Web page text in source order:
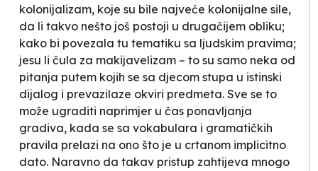
kolonijalizam, koje su bile najveće kolonijalne sile,
da li takvo nešto još postoji u drugačijem obliku;
kako bi povezala tu tematiku sa ljudskim pravima;
jesu li čula za makijavelizam – to su samo neka od
pitanja putem kojih se sa djecom stupa u istinski
dijalog i prevazilaze okviri predmeta. Sve se to
može ugraditi naprimjer u čas ponavljanja
gradiva, kada se sa vokabulara i gramatičkih
pravila prelazi na ono što je u crtanom implicitno
dato. Naravno da takav pristup zahtijeva mnogo